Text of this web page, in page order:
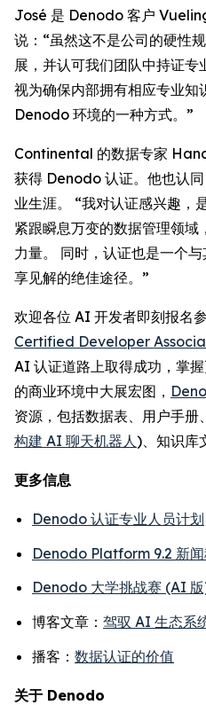
José 是 Denodo 客户
说：“虽然这不是公司的硬性
展，并认可我们团队中持证专
视为确保内部拥有相应专业知
Denodo 环境的一种方式。”
Continental 的数据专家
获得 Denodo 认证。他也认
业生涯。 “我对认证感兴趣，
紧跟瞬息万变的数据管理领
力量。 同时，认证也是一个
享见解的绝佳途径。”
欢迎各位 AI 开发者即刻报名
Certified Developer
AI 认证道路上取得成功，掌
的商业环境中大展宏图，
资源，包括数据表、用户手册
构建 AI 聊天机器人)、知识库
更多信息
Denodo 认证专业人员计划
Denodo Platform 9.2 新
Denodo 大学挑战赛 (AI
博客文章： 驾驭 AI 生态系
播客： 数据认证的价值
关于 Denodo